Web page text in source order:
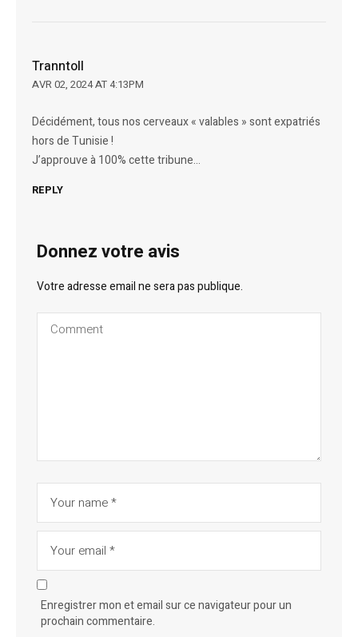
Tranntoll
AVR 02, 2024 AT 4:13PM
Décidément, tous nos cerveaux « valables » sont expatriés
hors de Tunisie !
J’approuve à 100% cette tribune…
REPLY
Donnez votre avis
Votre adresse email ne sera pas publique.
Enregistrer mon et email sur ce navigateur pour un
prochain commentaire.